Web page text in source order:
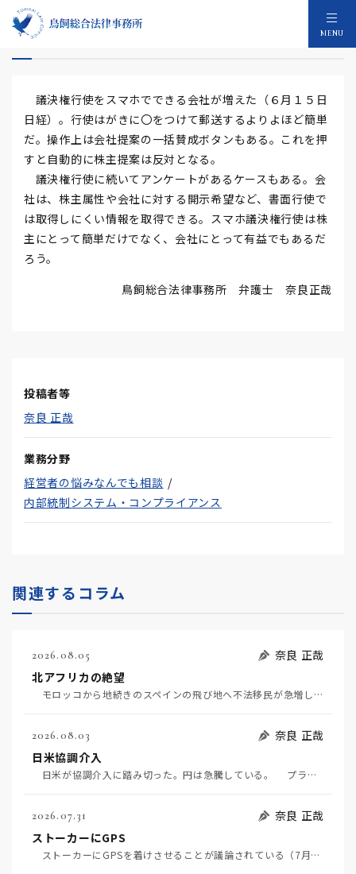
MENU
スマホ議決権行使
議決権行使をスマホでできる会社が増えた（６月１５日
日経）。行使はがきに〇をつけて郵送するよりよほど簡単
だ。操作上は会社提案の一括賛成ボタンもある。これを押
すと自動的に株主提案は反対となる。
議決権行使に続いてアンケートがあるケースもある。会
社は、株主属性や会社に対する開示希望など、書面行使で
は取得しにくい情報を取得できる。スマホ議決権行使は株
主にとって簡単だけでなく、会社にとって有益でもあるだ
ろう。
鳥飼総合法律事務所 弁護士 奈良正哉
投稿者等
奈良 正哉
業務分野
経営者の悩みなんでも相談
内部統制システム・コンプライアンス
関連するコラム
2026.08.05
奈良 正哉
北アフリカの絶望
モロッコから地続きのスペインの飛び地へ不法移民が急増していて、当地の大問題となっている。「海を泳い…
2026.08.03
奈良 正哉
日米協調介入
日米が協調介入に踏み切った。円は急騰している。 プラザ合意以降、協調介入は為替相場の転機になって…
2026.07.31
奈良 正哉
ストーカーにGPS
ストーカーにGPSを着けさせることが議論されている（7月29日日経）。反対派は「ストーカーにも人権…